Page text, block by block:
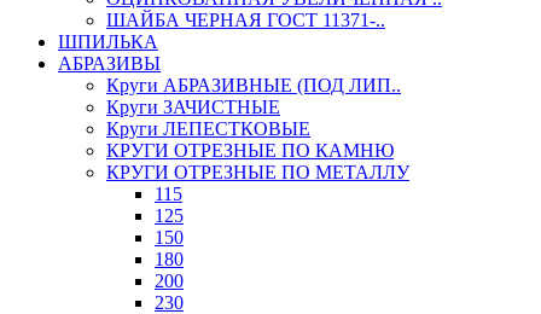
ШАЙБА ЧЕРНАЯ ГОСТ 11371-..
ШПИЛЬКА
АБРАЗИВЫ
Круги АБРАЗИВНЫЕ (ПОД ЛИП..
Круги ЗАЧИСТНЫЕ
Круги ЛЕПЕСТКОВЫЕ
КРУГИ ОТРЕЗНЫЕ ПО КАМНЮ
КРУГИ ОТРЕЗНЫЕ ПО МЕТАЛЛУ
115
125
150
180
200
230